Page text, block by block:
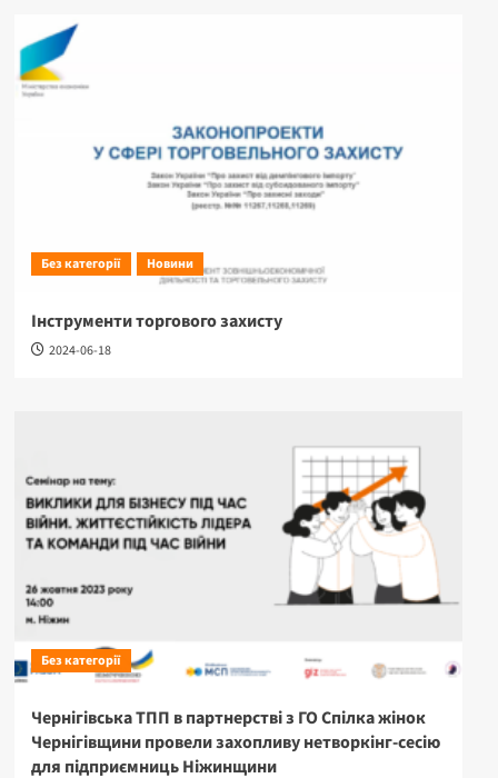
Без категорії Новини
Інструменти торгового захисту
2024-06-18
Без категорії
Чернігівська ТПП в партнерстві з ГО Спілка жінок
Чернігівщини провели захопливу нетворкінг-сесію
для підприємниць Ніжинщини